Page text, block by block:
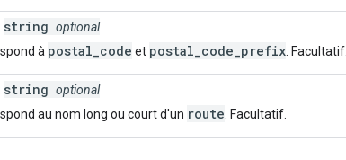
string optional
à postal_code et postal_code_prefix . Facultatif.
string optional
au nom long ou court d'un route . Facultatif.